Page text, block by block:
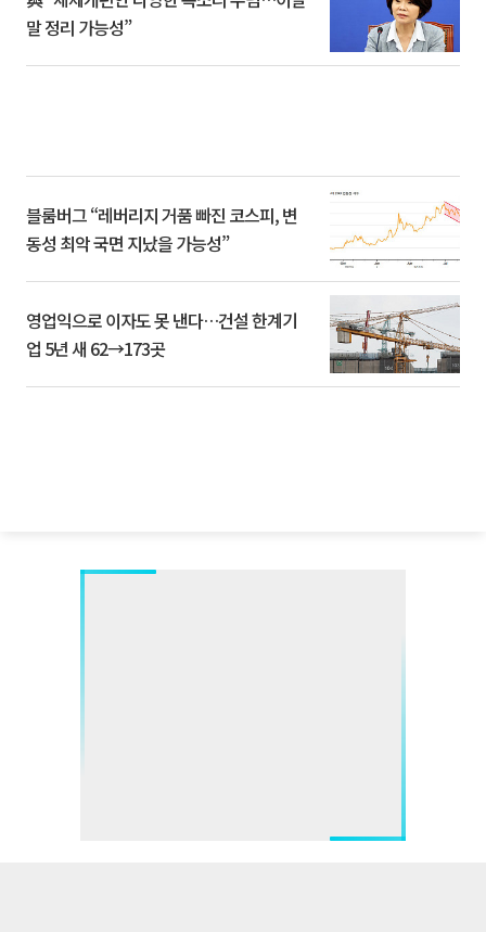
말 정리 가능성”
블룸버그 “레버리지 거품 빠진 코스피, 변
동성 최악 국면 지났을 가능성”
영업익으로 이자도 못 낸다…건설 한계기
업 5년 새 62→173곳